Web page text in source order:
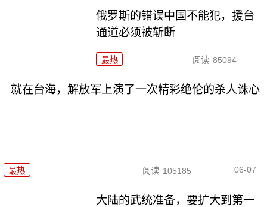
俄罗斯的错误中国不能犯，援台
通道必须被斩断
最热 阅读 85094
就在台海，解放军上演了一次精彩绝伦的杀人诛心
最热 阅读 105185 06-07
大陆的武统准备，要扩大到第一